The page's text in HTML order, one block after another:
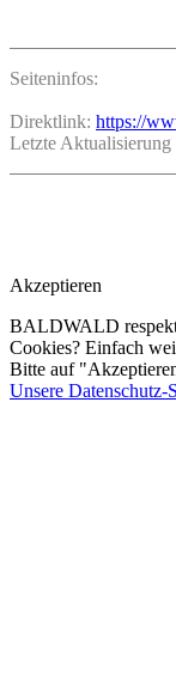
Seiteninfos:
Direktlink: https://
Letzte
Akzeptieren
BALDWALD
Cookies? Einfach
Bitte auf
Unsere Datenschutz-